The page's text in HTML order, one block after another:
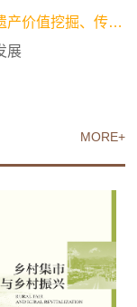
挖掘、传承和利...
展
MORE+